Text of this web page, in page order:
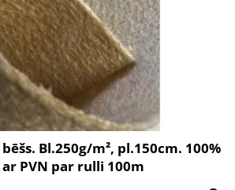
Bl.250g/m², pl.150cm. 100%
PVN par rulli 100m